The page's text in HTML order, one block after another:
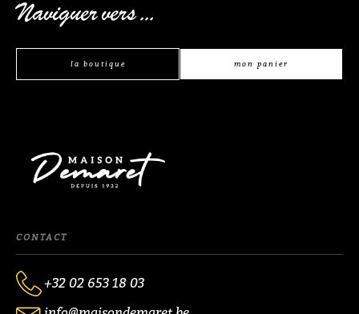
Naviguer vers ...
la boutique mon panier
CONTACT
+32 02 653 18 03